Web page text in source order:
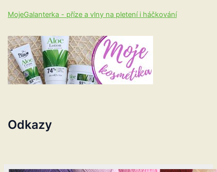
MojeGalanterka - příze a vlny na pletení i háčkování
Odkazy